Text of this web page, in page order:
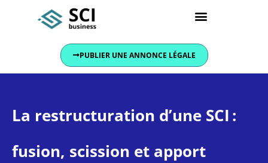
PUBLIER UNE ANNONCE LÉGALE
La restructuration d’une SCI :
fusion, scission et apport